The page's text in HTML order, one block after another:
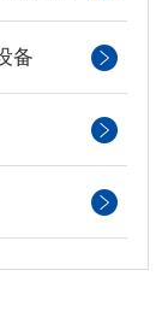
备